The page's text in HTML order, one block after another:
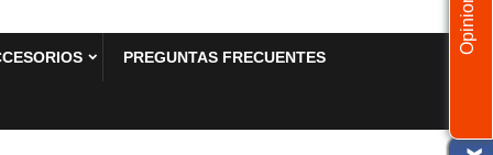
PREGUNTAS FRECUENTES